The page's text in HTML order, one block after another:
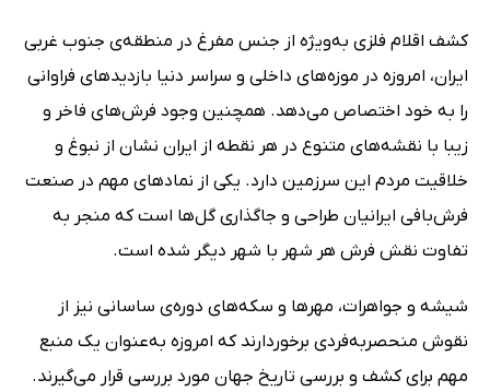
کشف اقلام فلزی به‌ویژه از جنس مفرغ در منطقه‌ی جنوب غربی
ایران، امروزه در موزه‌های داخلی و سراسر دنیا بازدیدهای فراوانی
را به خود اختصاص می‌دهد. همچنین وجود فرش‌های فاخر و
زیبا با نقشه‌های متنوع در هر نقطه از ایران نشان از نبوغ و
خلاقیت مردم این سرزمین دارد. یکی از نمادهای مهم در صنعت
فرش‌بافی ایرانیان طراحی و جاگذاری گل‌ها است که منجر به
تفاوت نقش فرش هر شهر با شهر دیگر شده است.
شیشه و جواهرات، مهرها و سکه‌های دوره‌ی ساسانی نیز از
نقوش منحصربه‌فردی برخوردارند که امروزه به‌عنوان یک منبع
مهم برای کشف و بررسی تاریخ جهان مورد بررسی قرار می‌گیرند.